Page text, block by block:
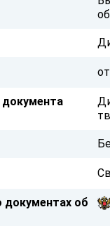
документах об